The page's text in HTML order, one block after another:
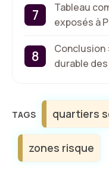
Tableau
exposés à
Conclusion
durable
Étiquettes
quartiers
zones risque